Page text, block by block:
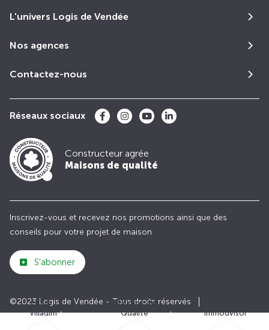
Club
Villadim
Maisons de
Qualité
Immodvisor
L'univers Logis de Vendée
Nos agences
Contactez-nous
Réseaux sociaux
Constructeur agrée
Maisons de qualité
Inscrivez-vous et recevez nos promotions ainsi que des
conseils pour votre projet de maison
S'abonner
©2023 Logis de Vendée - Tous droits réservés
Plan du site
Paramètres des cookies